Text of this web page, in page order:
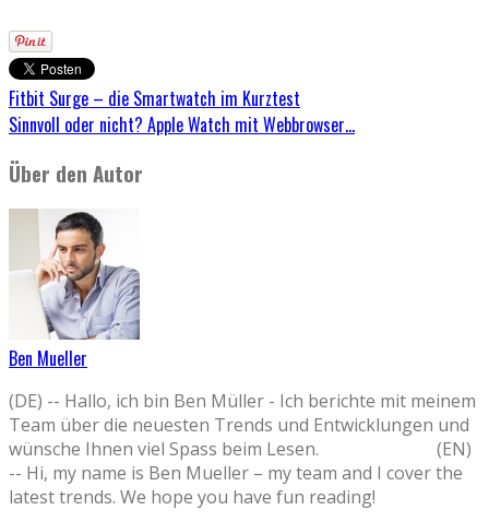
Fitbit Surge – die Smartwatch im Kurztest
Sinnvoll oder nicht? Apple Watch mit Webbrowser…
Über den Autor
Ben Mueller
(DE) -- Hallo, ich bin Ben Müller - Ich berichte mit meinem
Team über die neuesten Trends und Entwicklungen und
wünsche Ihnen viel Spass beim Lesen. (EN)
-- Hi, my name is Ben Mueller – my team and I cover the
latest trends. We hope you have fun reading!